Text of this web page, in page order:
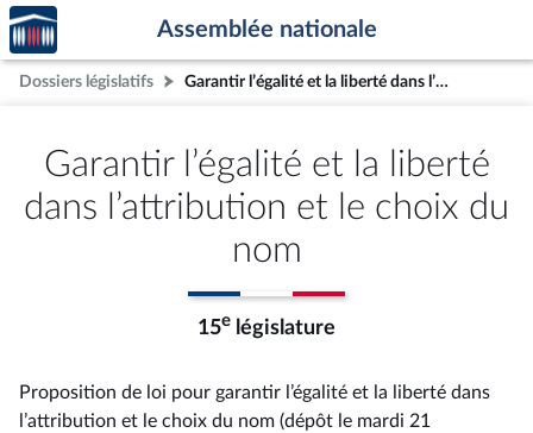
Aller au contenu
Aller en bas de la page
Accèder
à la
page
d'accueil
Assemblée nationale
Dossiers législatifs Garantir l’égalité et la liberté dans l’attribution et le choix du nom
Garantir l’égalité et la liberté
dans l’attribution et le choix du
nom
15e législature
Proposition de loi pour garantir l’égalité et la liberté dans
l’attribution et le choix du nom (dépôt le mardi 21